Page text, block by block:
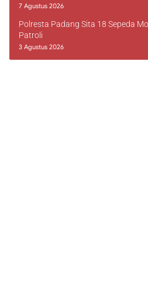
7 Agustus 2026
Polresta Padang Sita 18 Sepeda
Patroli
3 Agustus 2026